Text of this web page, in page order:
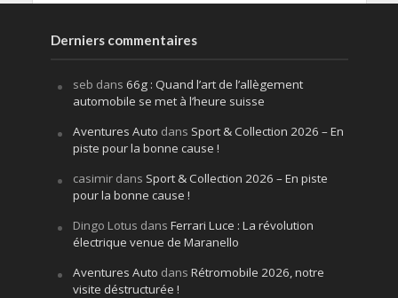
Derniers commentaires
seb dans 66g : Quand l’art de l’allègement
automobile se met à l’heure suisse
Aventures Auto dans Sport & Collection 2026 – En
piste pour la bonne cause !
casimirdans Sport & Collection 2026 – En piste
pour la bonne cause !
Dingo Lotus dans Ferrari Luce : La révolution
électrique venue de Maranello
Aventures Auto dans Rétromobile 2026, notre
visite déstructurée !